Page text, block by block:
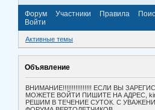
Форум Участники Правила
Войти
Активные темы
Объявление
ВНИМАНИЕ!!!!!!!!!!!!!!!! ЕСЛИ ВЫ
МОЖЕТЕ ВОЙТИ ПИШИТЕ НА АДРЕС,
РЕШИМ В ТЕЧЕНИЕ СУТОК. С